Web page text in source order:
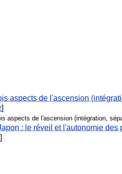
aspects de l'ascension
]
aspects de l'ascension (intégration,
: le réveil et l'autonomie des
]